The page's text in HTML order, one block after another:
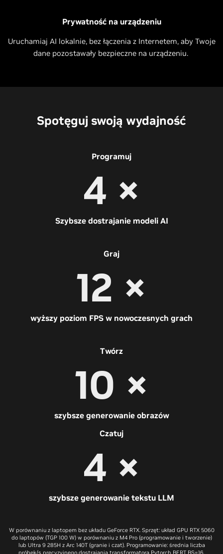
Prywatność na urządzeniu
Uruchamiaj AI lokalnie, bez łączenia z Internetem, aby Twoje
dane pozostawały bezpieczne na urządzeniu.
Spotęguj swoją wydajność
Programuj
4 ×
Szybsze dostrajanie modeli AI
Graj
12 ×
wyższy poziom FPS w nowoczesnych grach
Twórz
10 ×
szybsze generowanie obrazów
Czatuj
4 ×
szybsze generowanie tekstu LLM
W porównaniu z laptopem bez układu GeForce RTX. Sprzęt: układ GPU RTX 5060
do laptopów (TGP 100 W) w porównaniu z M4 Pro (programowanie i tworzenie)
lub Ultra 9 285H z Arc 140T (granie i czat). Programowanie: średnia liczba
próbek/s precyzyjnego dostrajania transformatora Pytorch BERT BS=16,